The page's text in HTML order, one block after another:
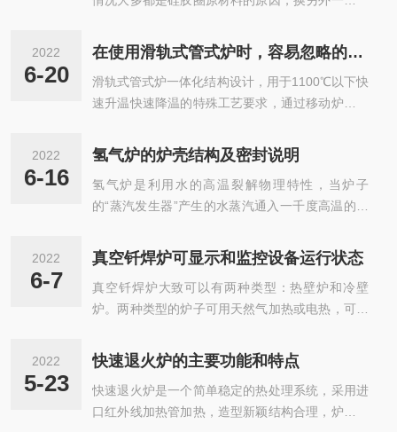
能按钮，即可实现温度控制，免去了燃油炉调节油
膛洁净等优点。*解决了您的环保压力。管式炉性
料保温性能良好;加热元件由高电阻合金丝绕...
作，橡胶混炼时增加其薄通次数，都会主动避免空
气的残留存在，材料原因也可能就是材料含的水分
比较多。原材料在炼胶中，空气被裹附在材料内
部，导致在加工的过程中，材料和空气一起进入模
艺，那么空气易被困在模具里，才会影响产品产生
圈，表面光泽度好回弹性能优良，管式炉流管使
用...
2022
6-20
在使用滑轨式管式炉时，容易忽略的几个问题
滑轨式管式炉一体化结构设计，用于1100℃以下快
速升温快速降温的特殊工艺要求，通过移动炉体实
后移动到样品处，达到快速升温的效果。主要用于
石墨烯、锂电正负较材料、晶体退火、LED发光材
料等领域。炉膛可左右自由移动，可随时改变温场
位置，实现快速降温等功能。为了更好地使用滑轨
人员的经验，总结了几个使用时容易忽略的几个问
工件时，不添加任何预烧板：2、所有...
2022
6-16
氢气炉的炉壳结构及密封说明
氢气炉是利用水的高温裂解物理特性，当炉子
的“蒸汽发生器”产生的水蒸汽通入一千度高温的裂
入炉膛参与燃料燃烧，也就是燃料随机加氢的实施
例。它的使用范围非常广泛，适用于工矿企业、科
研单位、大专院校实验室等。在各种气氛下作化学
分析、物理测定、已广泛应用于粉末冶金、陶瓷金
产品的研究及小批量生产。炉壳结构及密封：1、
回路、温度控系统组成，加配专用型的氢气点火...
2022
6-7
真空钎焊炉可显示和监控设备运行状态
真空钎焊炉大致可以有两种类型：热壁炉和冷壁
炉。两种类型的炉子可用天然气加热或电热，可以
系统可以通用。主要用于高温不锈钢钎焊与铜钎焊
及高温铜材料真空退火，也可用于低温粉末冶的真
空烧结。不锈钢产品钎焊，烧结，固溶，失效，退
火，回火620℃以上，铜失效，光亮退火，铜钎焊
2022
5-23
快速退火炉的主要功能和特点
快速退火炉是一个简单稳定的热处理系统，采用进
口红外线加热管加热，造型新颖结构合理，炉体和